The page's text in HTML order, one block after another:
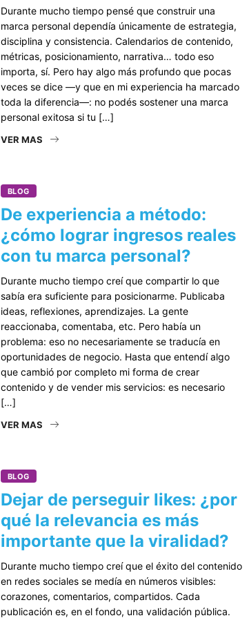
Durante mucho tiempo pensé que construir una
marca personal dependía únicamente de estrategia,
disciplina y consistencia. Calendarios de contenido,
métricas, posicionamiento, narrativa… todo eso
importa, sí. Pero hay algo más profundo que pocas
veces se dice —y que en mi experiencia ha marcado
toda la diferencia—: no podés sostener una marca
personal exitosa si tu […]
VER MAS
BLOG
De experiencia a método:
¿cómo lograr ingresos reales
con tu marca personal?
Durante mucho tiempo creí que compartir lo que
sabía era suficiente para posicionarme. Publicaba
ideas, reflexiones, aprendizajes. La gente
reaccionaba, comentaba, etc. Pero había un
problema: eso no necesariamente se traducía en
oportunidades de negocio. Hasta que entendí algo
que cambió por completo mi forma de crear
contenido y de vender mis servicios: es necesario
[…]
VER MAS
BLOG
Dejar de perseguir likes: ¿por
qué la relevancia es más
importante que la viralidad?
Durante mucho tiempo creí que el éxito del contenido
en redes sociales se medía en números visibles:
corazones, comentarios, compartidos. Cada
publicación es, en el fondo, una validación pública.